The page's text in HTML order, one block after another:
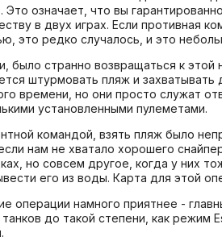
Это означает, что вы
в двух играх. Если противная
это редко случалось, и это
было странно возвращаться к
штурмовать пляж и
времени, но они просто служат
установленными пулеметами.
командой, взять пляж было
нам не хватало хорошего
но совсем другое, когда у них
его из воды. Карта для этой
операции намного приятнее -
до такой степени, как режим